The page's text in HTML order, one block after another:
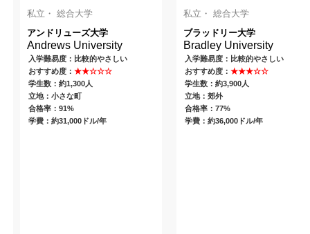
私立・ 総合大学
アンドリューズ大学
Andrews University
入学難易度：比較的やさしい
おすすめ度：★★☆☆☆
学生数：約1,300人
立地：小さな町
合格率：91%
学費：約31,000ドル/年
私立・ 総合大学
ブラッドリー大学
Bradley University
入学難易度：比較的やさしい
おすすめ度： ★★★☆☆
学生数：約3,900人
立地：郊外
合格率：77%
学費：約36,000ドル/年